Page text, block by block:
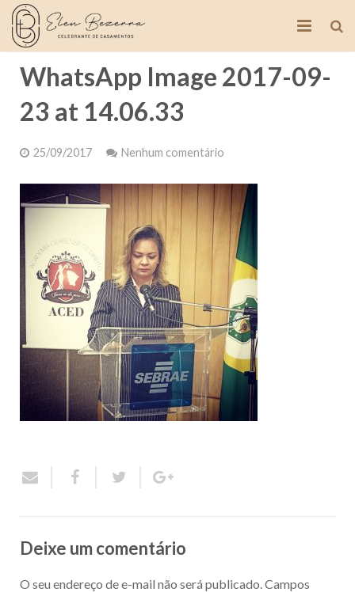
Portfolio
Blog
Clientes
Contato
WhatsApp Image 2017-09-
23 at 14.06.33
25/09/2017 Nenhum comentário
Deixe um comentário
O seu endereço de e-mail não será publicado.Campos